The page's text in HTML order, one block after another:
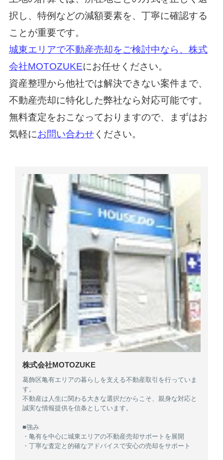
択し、特例などの減額要素を、丁寧に確認する
ことが重要です。
城東エリアで不動産売却をご検討中なら、株式
会社MOTOZUKEにお任せください。
資産整理から他社では解決できない案件まで、
不動産売却に特化した弊社なら対応可能です。
無料査定をおこなっておりますので、まずはお
気軽にお問い合わせ ください。
株式会社MOTOZUKE
葛飾区亀有エリアの暮らしを支える不動産取引を行っていま
す。
不動産は人生に関わる大きな選択だからこそ、親身な対応と
誠実な情報提供を信条としています。
■強み
・亀有を中心に城東エリアの不動産売却サポートを展開
・丁寧な査定と的確なアドバイスで安心の売却をサポート